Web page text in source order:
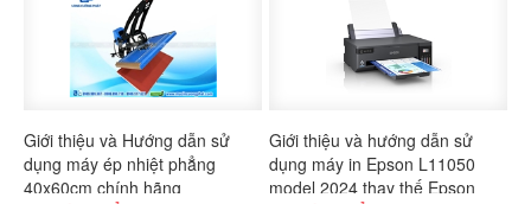
Giới thiệu và Hướng dẫn sử
dụng máy ép nhiệt phẳng
40x60cm chính hãng
Giới thiệu và hướng dẫn sử
dụng máy in Epson L11050
model 2024 thay thế Epson